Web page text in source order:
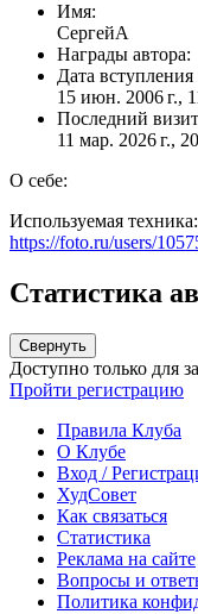
Имя:
СергейА
Награды автора:
Дата
15 июн. 2006 г.,
Последний
11 мар. 2026 г.,
О себе:
Используемая техника:
https://foto.ru/users/
Статистика
Свернуть
Доступно только для
Пройти регистрацию
Правила Клуба
О Клубе
Вход /
ХудСовет
Как связаться
Статистика
Реклама на сайте
Вопросы и
Политика